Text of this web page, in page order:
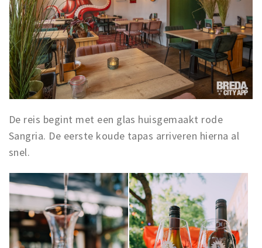
De reis begint met een glas huisgemaakt rode
Sangria. De eerste koude tapas arriveren hierna al
snel.